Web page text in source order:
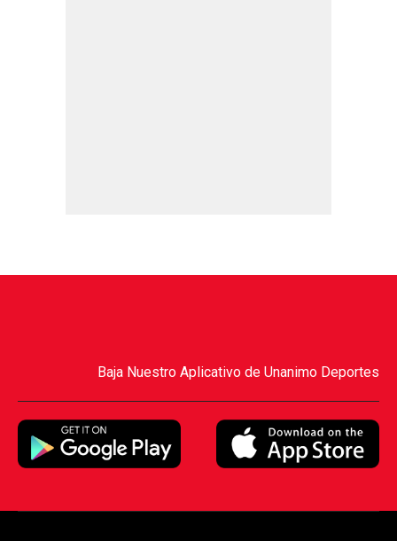
Baja Nuestro Aplicativo de Unanimo Deportes